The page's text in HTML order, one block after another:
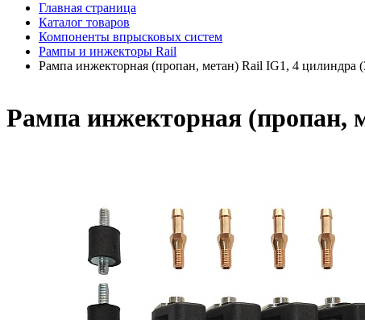
Главная страница
Каталог товаров
Компоненты впрысковых систем
Рампы и инжекторы Rail
Рампа инжекторная (пропан, метан) Rail IG1, 4 цилиндра
Рампа инжекторная (пропан,